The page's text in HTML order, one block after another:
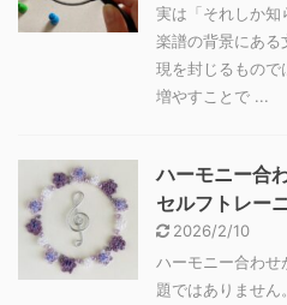
実は「それしか知
楽譜の背景にある
現を封じるもので
増やすことで ...
ハーモニー合
セルフトレー
2026/2/10
ハーモニー合わせ
題ではありませ